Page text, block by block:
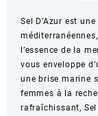
D'Azur
-
Parfum
Frais
et
Lumineux
-
Sel D’Azur est
l’essence de la
vous enveloppe
une brise marine
femmes à la
rafraîchissant, Sel